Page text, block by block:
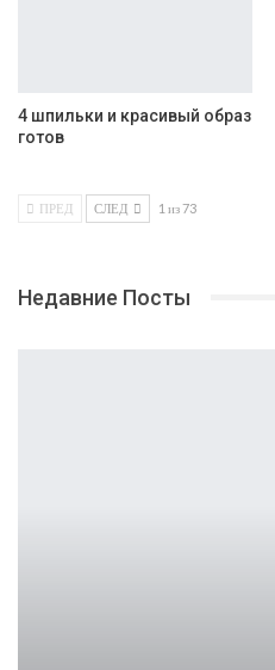
4 шпильки и красивый образ
готов
ПРЕД СЛЕД 1 из 73
Недавние Посты